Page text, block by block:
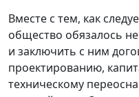
Вместе с тем, как
общество обязалось
и заключить с ним
проектированию,
техническому